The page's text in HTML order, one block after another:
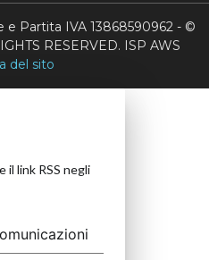
e Partita IVA 13868590962 - ©
RESERVED. ISP AWS
del sito
il link RSS negli